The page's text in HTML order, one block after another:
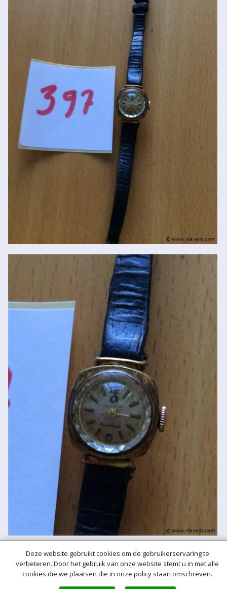
Meer hulp bij het bieden
Normaal bod
Deze website gebruikt cookies om de gebruikerservaring te
verbeteren. Door het gebruik van onze website stemt u in met alle
cookies die we plaatsen die in onze policy staan omschreven.